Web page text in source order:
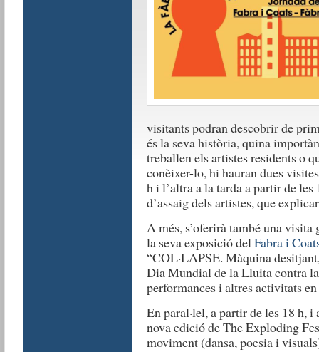
visitants podran descobrir de
és la seva història, quina
treballen els artistes residents o
conèixer-lo, hi hauran dues
h i l’altra a la tarda a partir de
d’assaig dels artistes, que
A més, s’oferirà també una
la seva exposició delFabra i
“COL·LAPSE. Màquina
Dia Mundial de la Lluita contra
performances i altres activitats
En paral·lel, a partir de les 18 h,
nova edició de The Exploding
moviment (dansa, poesia i